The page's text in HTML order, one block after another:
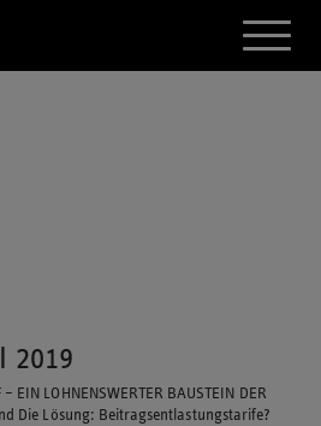
A
k
t
2019
EIN LOHNENSWERTER BAUSTEIN DER
Die Lösung: Beitragsentlastungstarife?